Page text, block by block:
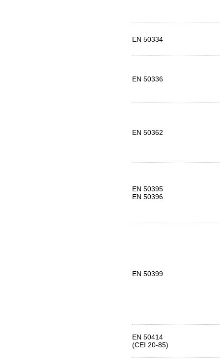
EN 50334
EN 50336
EN 50362
EN 50395
EN 50396
EN 50399
EN 50414
(CEI 20-85)